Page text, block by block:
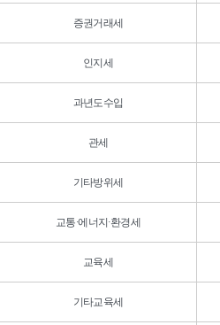
증권거래세
인지세
과년도수입
관세
기타방위세
교통·에너지·환경세
교육세
기타교육세